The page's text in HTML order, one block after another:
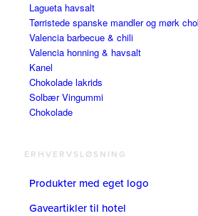
Lagueta havsalt
Tørristede spanske mandler og mørk
Valencia barbecue & chili
Valencia honning & havsalt
Kanel
Chokolade lakrids
Solbær Vingummi
Chokolade
ERHVERVSLØSNING
Produkter med eget logo
Gaveartikler til hotel